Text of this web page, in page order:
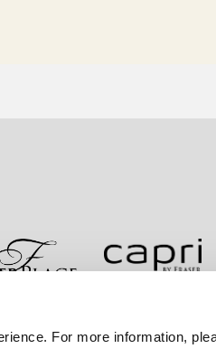
For more information,
Datenschutzerklärung